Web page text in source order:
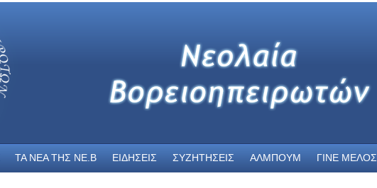
ΤΑ ΝΕΑ THΣ NE.B ΕΙΔΗΣΕΙΣ ΣΥΖΗΤΗΣΕΙΣ ΑΛΜΠΟΥΜ ΓΙΝΕ ΜΕΛΟΣ